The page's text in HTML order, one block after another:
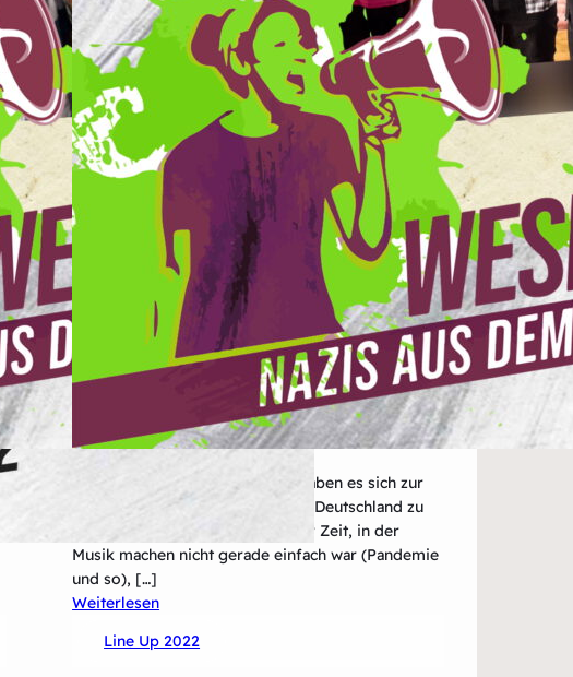
Kings&Hurricanes aus Münster haben es sich zur
Aufgabe gemacht, Pop-Punk aus Deutschland zu
einem „Ding“ zu machen. In einer Zeit, in der
Musik machen nicht gerade einfach war (Pandemie
und so), […]
Weiterlesen:
Line Up 2022